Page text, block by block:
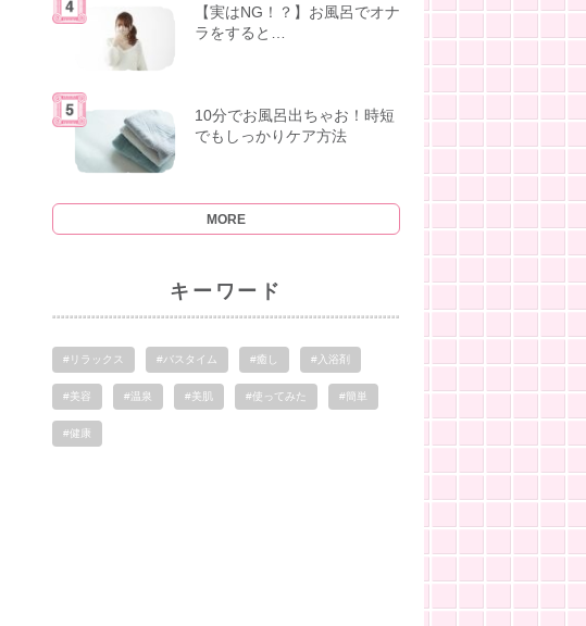
【実はNG！？】お風呂でオナ
ラをすると…
10分でお風呂出ちゃお！時短
でもしっかりケア方法
MORE
キーワード
#リラックス #バスタイム #癒し #入浴剤
#美容 #温泉 #美肌 #使ってみた #簡単
#健康